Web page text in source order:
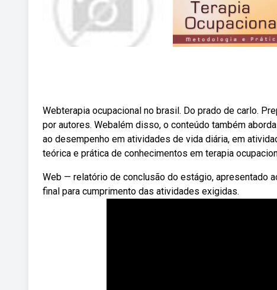
Webterapia ocupacional no brasil. Do prado de carlo.
por autores. Webalém disso, o conteúdo também
ao desempenho em atividades de vida diária, em
teórica e prática de conhecimentos em terapia
Web — relatório de conclusão do estágio, apresentado
final para cumprimento das atividades exigidas.